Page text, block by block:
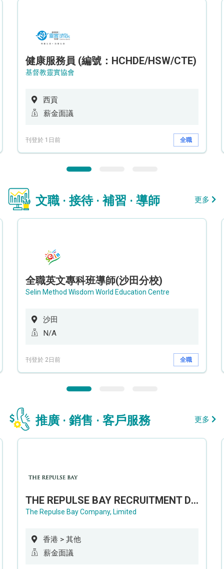
健康服務員 (編號：HCHDE/HSW/CTE)
基督教靈實協會
西貢
薪金面議
刊登於 1日前 全職
文職 · 接待 · 補習 · 導師 更多
全職英文專科班導師(沙田分校)
Selin Method Wisdom World Education Centre
沙田
N/A
刊登於 2日前 全職
推廣 · 銷售 · 客戶服務 更多
THE REPULSE BAY RECRUITMENT DAY 淺水灣影灣園人才招聘會
The Repulse Bay Company, Limited
香港 > 其他
薪金面議